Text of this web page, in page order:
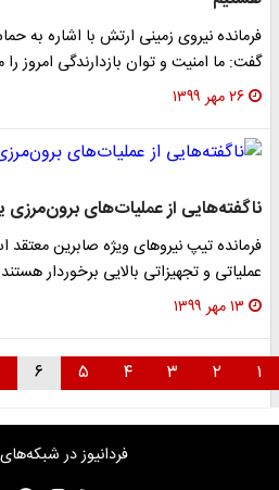
فرمانده نیروی زمینی ارتش با اشاره به
گفت: ما امنیت و توان بازدارندگی امروز
۲۶ مهر ۱۳۹۹
ناگفته‌هایی از عملیات‌های برون‌مرزی
فرمانده تیپ نیرو‌های ویژه صابرین
عملیاتی و تجهیزاتی بالایی برخوردار
۱۳ مهر ۱۳۹۹
۱ ۲ ۳ ۴ ۵ ۶
فردانیوز در